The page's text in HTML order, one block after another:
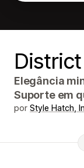
District
Elegância
Suporte em
por Style Hatch,